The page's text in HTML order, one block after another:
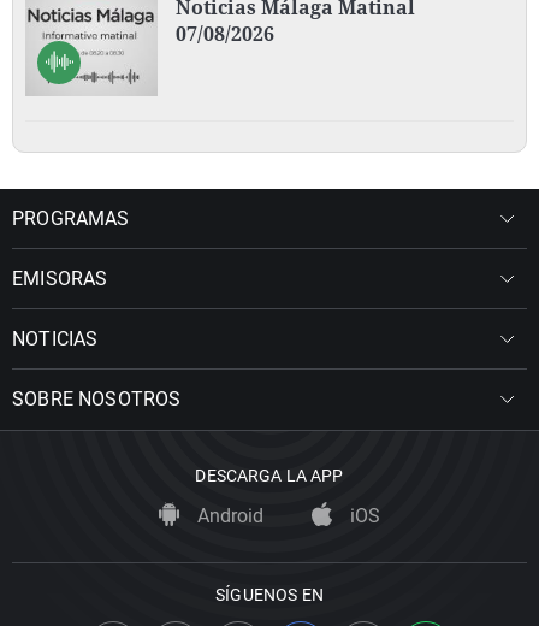
Noticias Málaga Matinal
07/08/2026
PROGRAMAS
EMISORAS
NOTICIAS
SOBRE NOSOTROS
DESCARGA LA APP
Android iOS
SÍGUENOS EN